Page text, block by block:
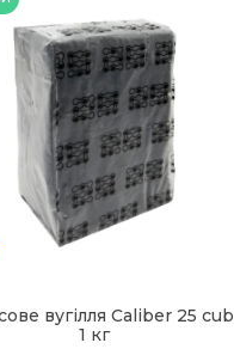
вугілля Caliber 25 cub
1 кг